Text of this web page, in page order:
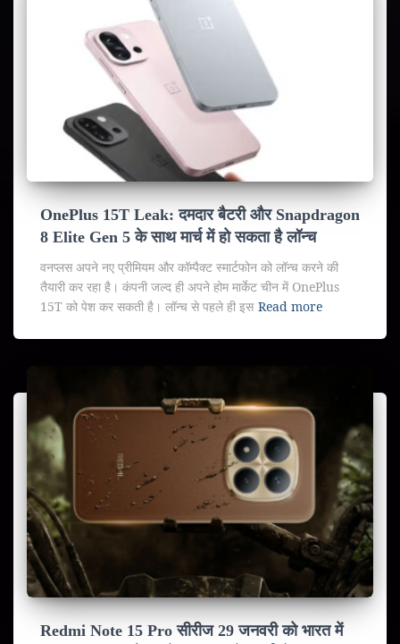
OnePlus 15T Leak: दमदार बैटरी और Snapdragon
8 Elite Gen 5 के साथ मार्च में हो सकता है लॉन्च
वनप्लस अपने नए प्रीमियम और कॉम्पैक्ट स्मार्टफोन को लॉन्च करने की
तैयारी कर रहा है। कंपनी जल्द ही अपने होम मार्केट चीन में OnePlus
15T को पेश कर सकती है। लॉन्च से पहले ही इस Read more
Redmi Note 15 Pro सीरीज 29 जनवरी को भारत में